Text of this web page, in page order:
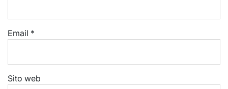
Email *
Sito web